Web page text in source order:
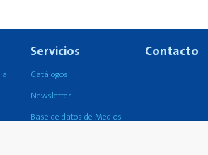
Servicios
Catálogos
Newsletter
Base de datos de Medios
Contacto